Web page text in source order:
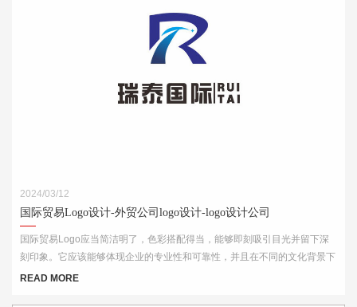
2024/03/12
国际贸易Logo设计-外贸公司logo设计-logo设计公司
国际贸易Logo应当简洁明了，色彩搭配得当，能够即刻吸引目光并留下深
刻印象。它应该能够体现企业的专业性和可靠性，并且在不同的文化背景下
都能够被理解和接受。此外，Logo的设计还需考虑到其在各种媒介上的应
READ MORE